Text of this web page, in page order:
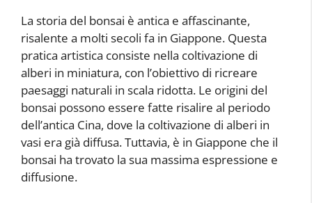
La storia del bonsai è antica e affascinante,
risalente a molti secoli fa in Giappone. Questa
pratica artistica consiste nella coltivazione di
alberi in miniatura, con l’obiettivo di ricreare
paesaggi naturali in scala ridotta. Le origini del
bonsai possono essere fatte risalire al periodo
dell’antica Cina, dove la coltivazione di alberi in
vasi era già diffusa. Tuttavia, è in Giappone che il
bonsai ha trovato la sua massima espressione e
diffusione.